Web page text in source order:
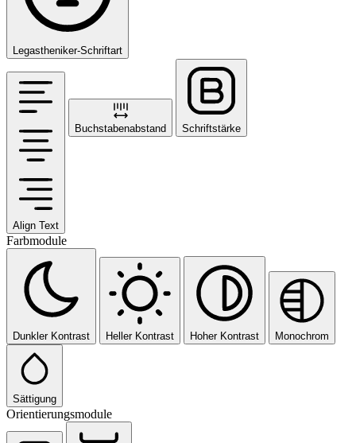
Legastheniker-Schriftart
Align Text
Buchstabenabstand Schriftstärke
Farbmodule
Dunkler Kontrast Heller Kontrast Hoher Kontrast Monochrom
Sättigung
Orientierungsmodule